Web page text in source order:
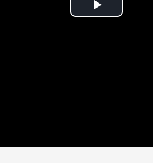
Play